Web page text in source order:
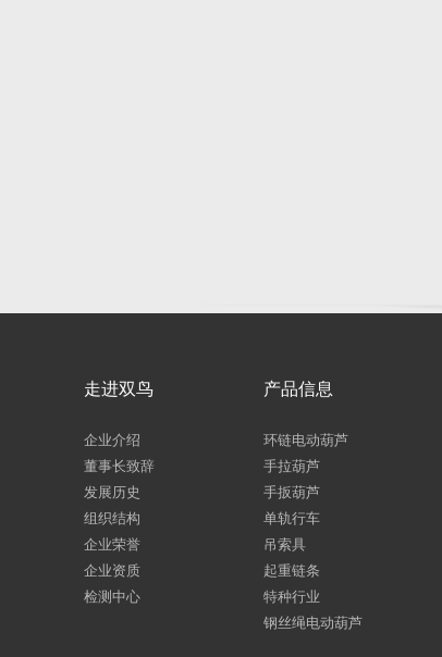
走进双鸟
企业介绍
董事长致辞
发展历史
组织结构
企业荣誉
企业资质
检测中心
产品信息
环链电动葫芦
手拉葫芦
手扳葫芦
单轨行车
吊索具
起重链条
特种行业
钢丝绳电动葫芦